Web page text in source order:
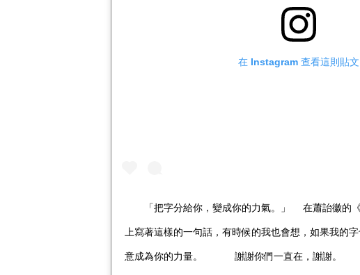
在 Instagram 查看這則貼文
⠀ ⠀ 「把字分給你，變成你的力氣。」 ⠀ 在蕭詒徽的
上寫著這樣的一句話，有時候的我也會想，如果我的
意成為你的力量。 ⠀ ⠀ ⠀ 謝謝你們一直在，謝謝。 ⠀